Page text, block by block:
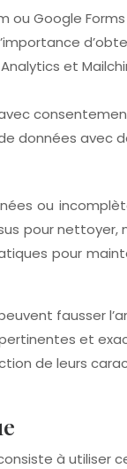
ou Google
et
données avec
ou
pour
pour
fausser
et
de leurs
à